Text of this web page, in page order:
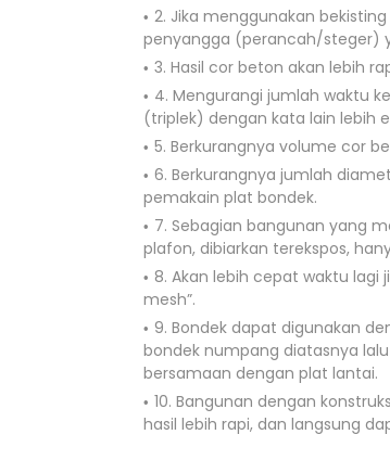
2. Jika menggunakan
penyangga (perancah/steger)
3. Hasil cor beton akan lebih
4. Mengurangi jumlah waktu
(triplek) dengan kata lain lebih
5. Berkurangnya volume cor
6. Berkurangnya jumlah
pemakain plat bondek.
7. Sebagian bangunan yang
plafon, dibiarkan terekspos,
8. Akan lebih cepat waktu lagi
mesh”.
9. Bondek dapat digunakan
bondek numpang diatasnya
bersamaan dengan plat lantai.
10. Bangunan dengan
hasil lebih rapi, dan langsung